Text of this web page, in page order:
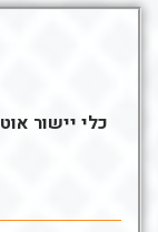
כלי יישור